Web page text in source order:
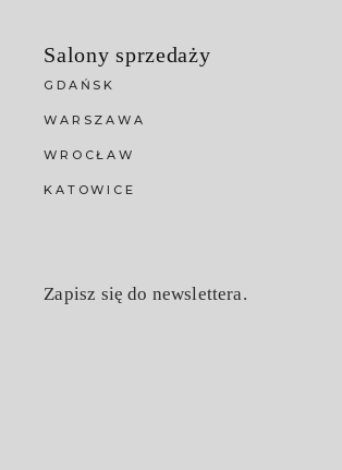
Salony sprzedaży
GDAŃSK
WARSZAWA
WROCŁAW
KATOWICE
Zapisz się do newslettera.